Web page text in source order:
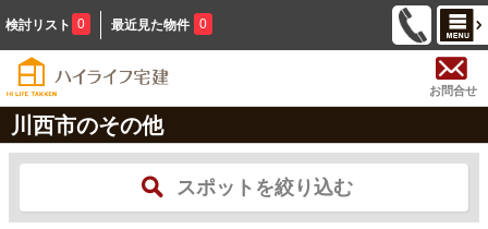
検討リスト 0 最近見た物件 0
お問合せ
川西市のその他
スポットを絞り込む